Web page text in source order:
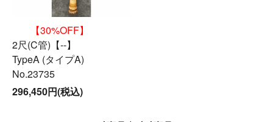
【30%OFF】
2尺(C管)【--】
TypeA (タイプA)
No.23735
296,450円(税込)